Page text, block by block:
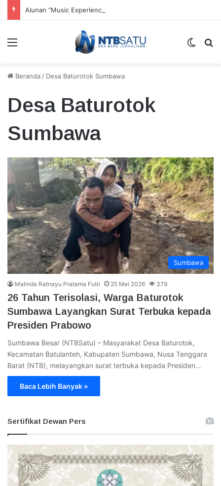
Menu
Beranda / Desa Baturotok Sumbawa
Desa Baturotok
Sumbawa
Sumbawa
Malinda Ratnayu Pratama Futri 25 Mei 2026 379
26 Tahun Terisolasi, Warga Baturotok
Sumbawa Layangkan Surat Terbuka kepada
Presiden Prabowo
Sumbawa Besar (NTBSatu) – Masyarakat Desa Baturotok,
Kecamatan Batulanteh, Kabupaten Sumbawa, Nusa Tenggara
Barat (NTB), melayangkan surat terbuka kepada Presiden…
Baca Lebih Banyak »
Sertifikat Dewan Pers